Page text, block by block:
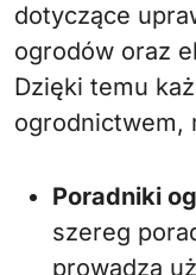
dotyczące
ogrodów oraz
Dzięki temu
ogrodnictwem,
Poradniki
szereg
prowadzą